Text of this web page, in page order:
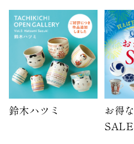
鈴木ハツミ
お得
SALE